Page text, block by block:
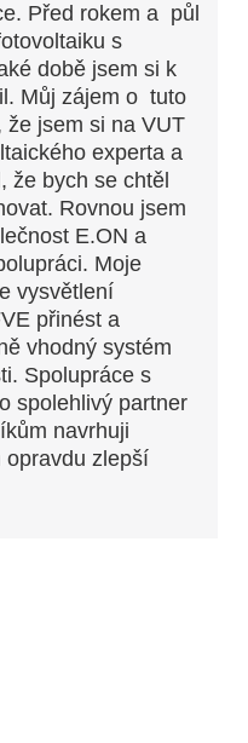
Před rokem a půl
s
době jsem si k
Můj zájem o tuto
že jsem si na VUT
experta a
že bych se chtěl
Rovnou jsem
E.ON a
Moje
vysvětlení
přinést a
vhodný systém
Spolupráce s
spolehlivý partner
navrhuji
opravdu zlepší